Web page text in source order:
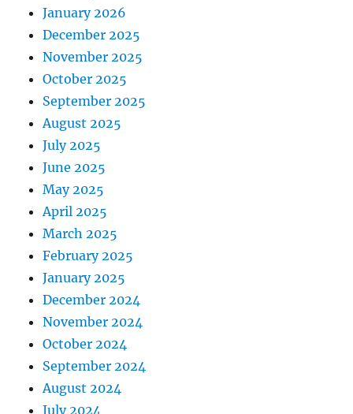
January 2026
December 2025
November 2025
October 2025
September 2025
August 2025
July 2025
June 2025
May 2025
April 2025
March 2025
February 2025
January 2025
December 2024
November 2024
October 2024
September 2024
August 2024
July 2024